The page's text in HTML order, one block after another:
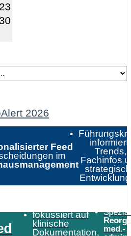
23
Feed
im
informiert:
Trends,
Fachinfos
fokussiert auf
klinische
Dokumentation, med.-